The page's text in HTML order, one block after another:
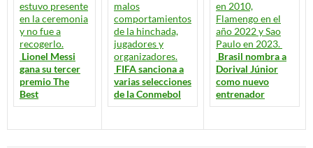
Lionel Messi
gana su tercer
premio The
Best
FIFA sanciona a
varias selecciones
de la Conmebol
Brasil nombra a
Dorival Júnior
como nuevo
entrenador